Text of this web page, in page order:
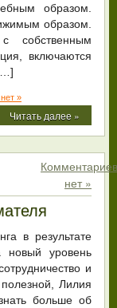
образом.
образом.
собственным
включаются
»
Читать далее »
Комментариев
нет »
в результате
новый уровень
и
Лилия
больше об